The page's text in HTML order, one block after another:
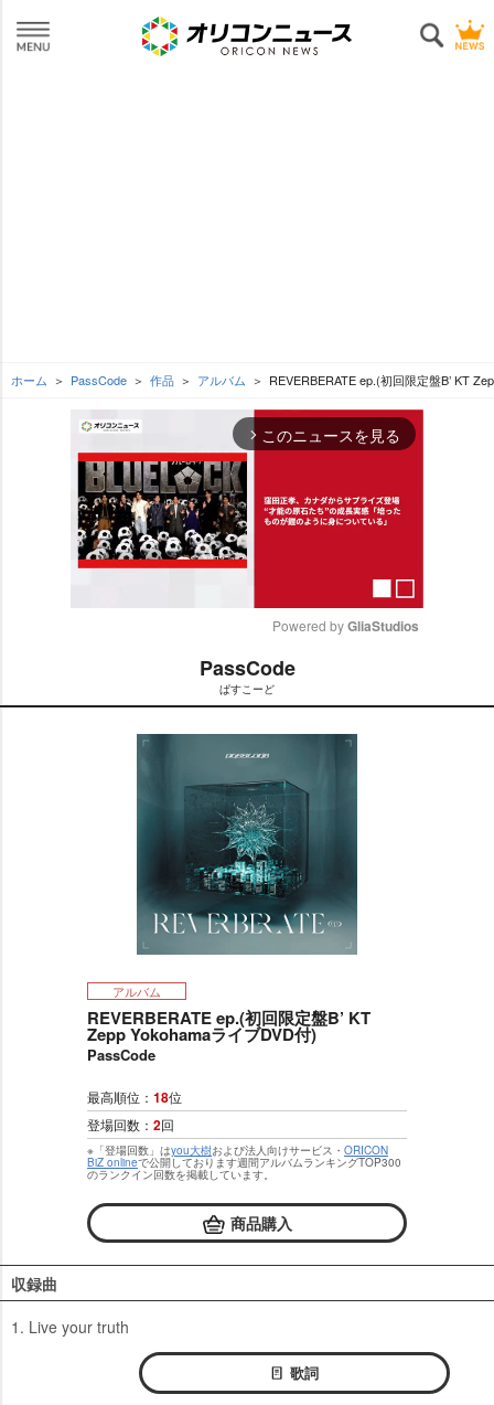
ホーム PassCode 作品 アルバム REVERBERATE ep.(初回限定盤B’ KT
arrow_forward_ios このニュースを見る
t
e
Powered by GliaStudios
PassCode
ぱすこーど
アルバム
REVERBERATE ep.(初回限定盤B’ KT
Zepp YokohamaライブDVD付)
PassCode
最高順位： 18位
登場回数： 2回
※「登場回数」はyou大樹および法人向けサービス・ ORICON
BiZ onlineで公開しております週間アルバムランキングTOP300
のランクイン回数を掲載しています。
商品購入
収録曲
1. Live your truth
歌詞